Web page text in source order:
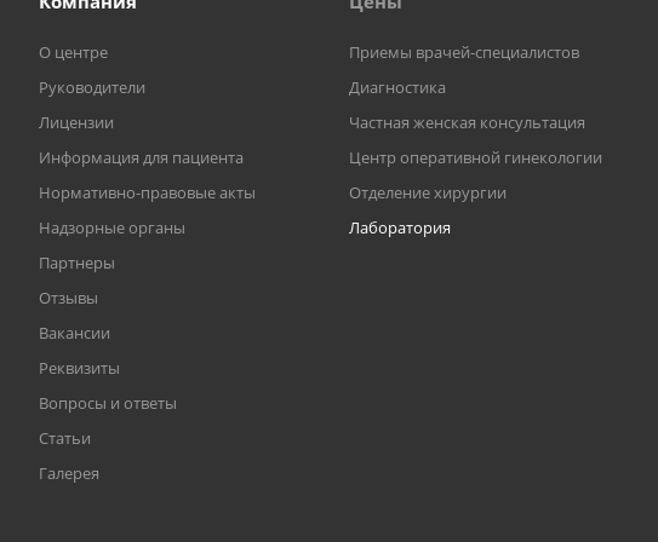
О центре
Руководители
Лицензии
Информация для пациента
Нормативно-правовые акты
Надзорные органы
Партнеры
Отзывы
Вакансии
Реквизиты
Вопросы и ответы
Статьи
Галерея
Приемы врачей-специалистов
Диагностика
Частная женская консультация
Центр оперативной гинекологии
Отделение хирургии
Лаборатория